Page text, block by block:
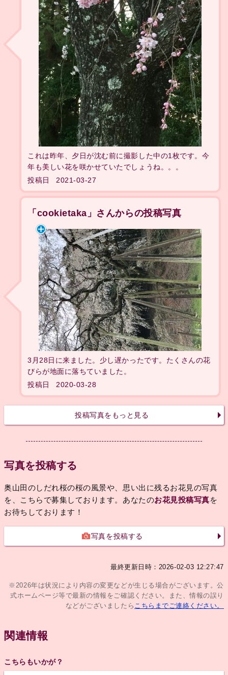
これは昨年、夕日が沈む前に撮影した中の1枚です。今
年も美しい花を咲かせていたでしょうね。。。
投稿日
2021-03-27
「cookietaka」さんからの投稿写真
3月28日に来ました。少し遅かったです。たくさんの花
びらが地面に落ちていました。
投稿日
2020-03-28
投稿写真をもっと見る
写真を投稿する
奥山田のしだれ桜の桜の風景や、思い出に残るお花見の写真
を、こちらで募集しております。あなたのお花見投稿写真を
お待ちしております！
写真を投稿する
最終更新日時：2026-02-03 12:27:47
※2026年は状況により内容の変更などが生じる場合がございます。公
式ホームページ等で最新の情報をご確認ください。また、情報の誤り
などがございましたら こちらまでご連絡ください。
関連情報
こちらもいかが？